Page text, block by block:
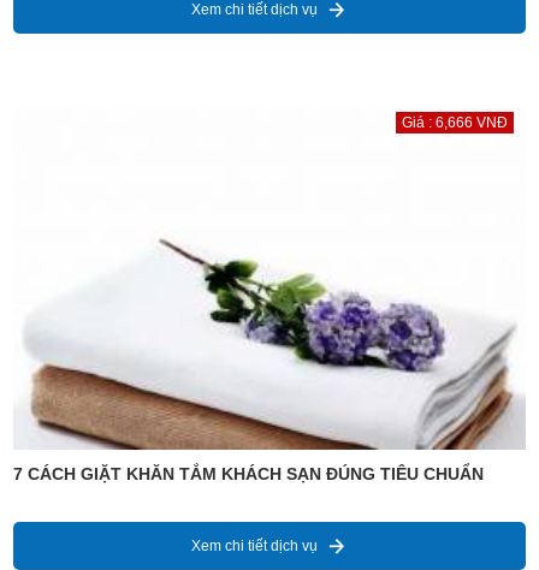
Xem chi tiết dịch vụ
Giá : 6,666 VNĐ
7 CÁCH GIẶT KHĂN TẮM KHÁCH SẠN ĐÚNG TIÊU CHUẨN
Xem chi tiết dịch vụ